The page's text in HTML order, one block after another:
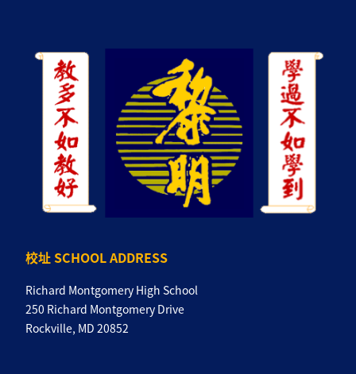
校址 SCHOOL ADDRESS
Richard Montgomery High School
250 Richard Montgomery Drive
Rockville, MD 20852